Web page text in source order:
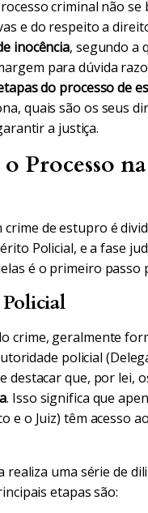
criminal não se
e do respeito a
inocência, segundo a
para dúvida
do processo de
quais são os seus
a justiça.
Processo
de estupro é
Policial, e a fase
é o primeiro passo
crime, geralmente
policial
que, por lei,
. Isso significa que
e o Juiz) têm acesso
uma série de
etapas são: